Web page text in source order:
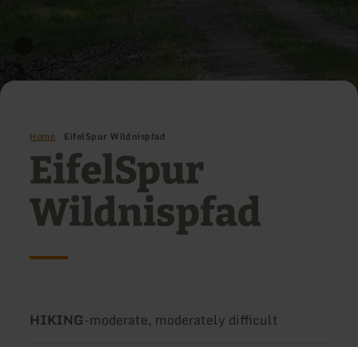
Home EifelSpur Wildnispfad
EifelSpur
Wildnispfad
Type
HIKING-Difficulty:
moderate, moderately difficult